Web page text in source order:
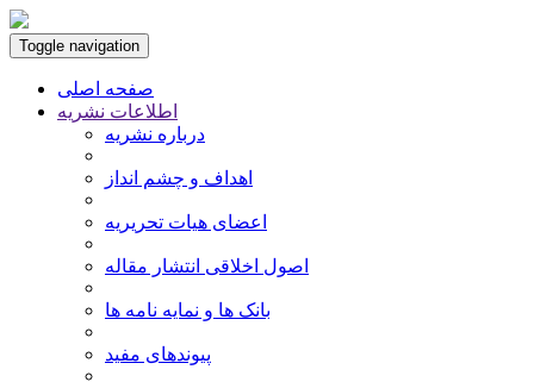
Toggle navigation
صفحه اصلی
اطلاعات نشریه
درباره نشریه
اهداف و چشم انداز
اعضای هیات تحریریه
اصول اخلاقی انتشار مقاله
بانک ها و نمایه نامه ها
پیوندهای مفید